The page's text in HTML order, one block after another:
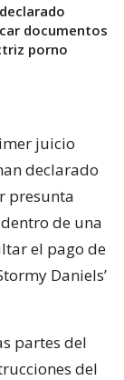
documentos
porno
juicio
declarado
presunta
de una
el pago de
Daniels’
partes del
del